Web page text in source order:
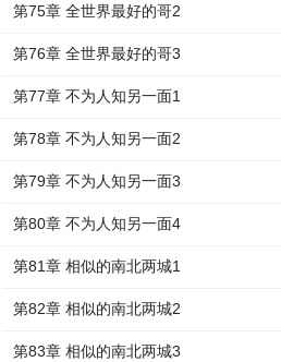
第75章 全世界最好的哥2
第76章 全世界最好的哥3
第77章 不为人知另一面1
第78章 不为人知另一面2
第79章 不为人知另一面3
第80章 不为人知另一面4
第81章 相似的南北两城1
第82章 相似的南北两城2
第83章 相似的南北两城3